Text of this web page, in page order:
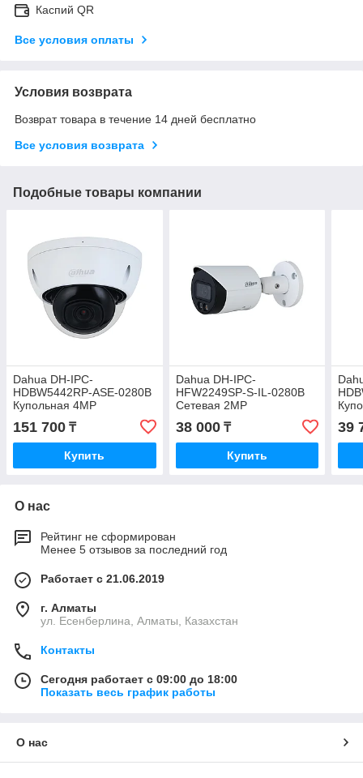
Каспий QR
Все условия оплаты
Условия возврата
Возврат товара в течение 14 дней бесплатно
Все условия возврата
Подобные товары компании
Dahua DH-IPC-
HDBW5442RP-ASE-0280B
Купольная 4MP
видеокамера
151 700 ₸
Купить
Dahua DH-IPC-
HFW2249SP-S-IL-0280B
Сетевая 2MP
видеокамера
38 000₸
Купить
39
О нас
Рейтинг не сформирован
Менее 5 отзывов за последний год
Работает с 21.06.2019
г. Алматы
ул. Есенберлина, Алматы, Казахстан
Контакты
Сегодня работает с 09:00 до 18:00
Показать весь график работы
О нас